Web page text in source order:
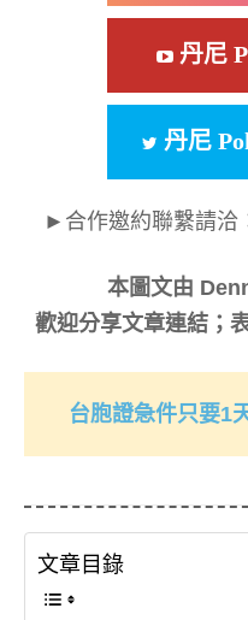
丹尼
丹尼
►合作邀約聯繫請洽
本圖文由
歡迎分享文章連結；
台胞證急件只要1
文章目錄